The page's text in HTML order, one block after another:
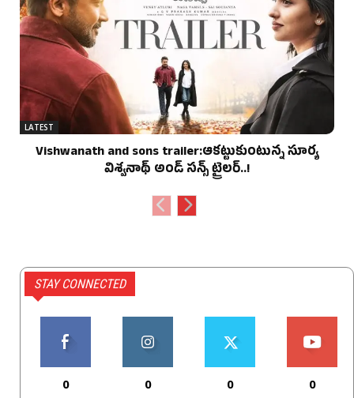
LATEST
Vishwanath and sons trailer:ఆకట్టుకుంటున్న సూర్య
విశ్వనాథ్ అండ్ సన్స్ ట్రైలర్..!
STAY CONNECTED
0 0 0 0